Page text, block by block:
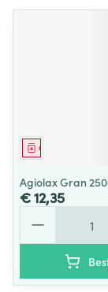
Geneesmiddel
Agiolax Gran
€ 12,35